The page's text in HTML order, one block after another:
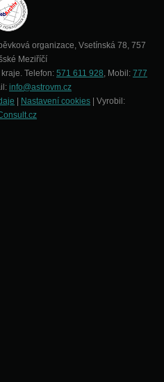
organizace, Vsetínská 78, 757
Meziříčí
Telefon: 571 611 928, Mobil: 777
info@astrovm.cz
Nastavení cookies | Vyrobil: